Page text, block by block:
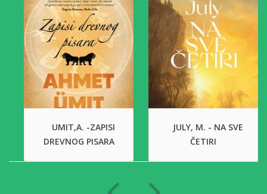
UMIT,A. -ZAPISI
DREVNOG PISARA
JULY, M. - NA SVE
ČETIRI